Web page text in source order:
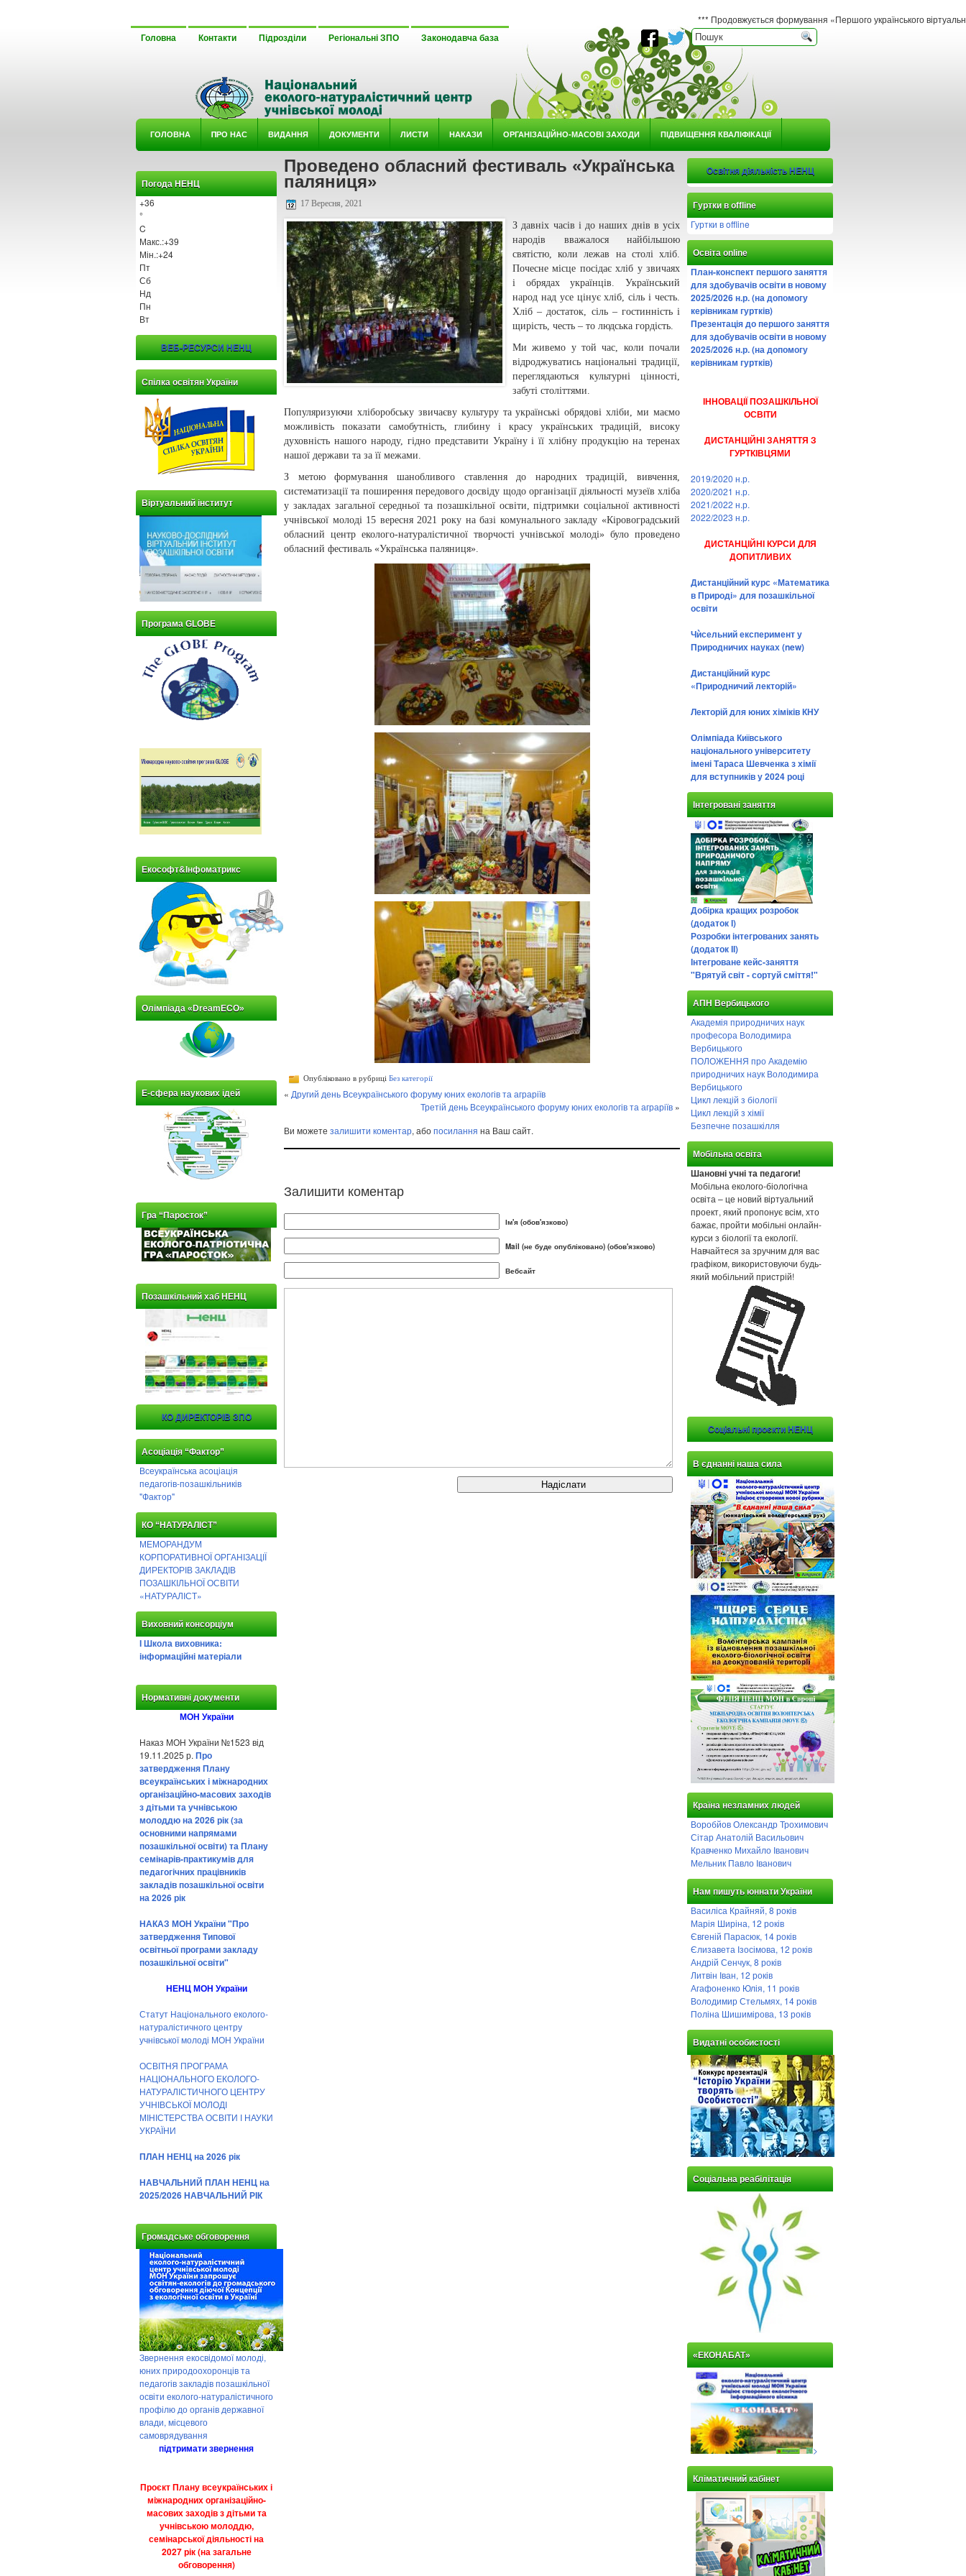
*** Продовжується формування «Першого українського віртуального
Головна Контакти Підрозділи Регіональні ЗПО Законодавча база
ГОЛОВНА ΠРО НАС ВИДАННЯ ДОКУМЕНТИ ЛИСТИ НАКАЗИ ОРГАНІЗАЦІЙНО-МАСОВІ ЗАХОДИ ПІДВИЩЕННЯ КВАЛІФІКАЦІЇ
Погода НЕНЦ
+36
°
C
Макс.:+39
Мін.:+24
Пт
Сб
Нд
Пн
Вт
ВЕБ-РЕСУРСИ НЕНЦ
Спілка освітян України
Віртуальний інститут
Програма GLOBE
Екософт&Інфоматрикс
Олімпіада «DreamECO»
Е-сфера наукових ідей
Гра “Паросток”
Позашкільний хаб НЕНЦ
КО ДИРЕКТОРІВ ЗПО
Асоціація “Фактор”
Всеукраїнська асоціація
педагогів-позашкільників
"Фактор"
КО “НАТУРАЛІСТ”
МЕМОРАНДУМ
КОРПОРАТИВНОЇ ОРГАНІЗАЦІЇ
ДИРЕКТОРІВ ЗАКЛАДІВ
ПОЗАШКІЛЬНОЇ ОСВІТИ
«НАТУРАЛІСТ»
Виховний консорціум
І Школа виховника:
інформаційні матеріали
Нормативні документи
МОН України
Наказ МОН України №1523 від
19.11.2025 р. Про
затвердження Плану
всеукраїнських і міжнародних
організаційно-масових заходів
з дітьми та учнівською
молоддю на 2026 рік (за
основними напрямами
позашкільної освіти) та Плану
семінарів-практикумів для
педагогічних працівників
закладів позашкільної освіти
на 2026 рік
НАКАЗ МОН України "Про
затвердження Типової
освітньої програми закладу
позашкільної освіти"
НЕНЦ МОН України
Статут Національного еколого-
натуралістичного центру
учнівської молоді МОН України
ОСВІТНЯ ПРОГРАМА
НАЦІОНАЛЬНОГО ЕКОЛОГО-
НАТУРАЛІСТИЧНОГО ЦЕНТРУ
УЧНІВСЬКОЇ МОЛОДІ
МІНІСТЕРСТВА ОСВІТИ І НАУКИ
УКРАЇНИ
ПЛАН НЕНЦ на 2026 рік
НАВЧАЛЬНИЙ ПЛАН НЕНЦ на
2025/2026 НАВЧАЛЬНИЙ РІК
Громадське обговорення
Звернення екосвідомої молоді,
юних природоохоронців та
педагогів закладів позашкільної
освіти еколого-натуралістичного
профілю до органів державної
влади, місцевого
самоврядування
підтримати звернення
Проєкт Плану всеукраїнських і
міжнародних організаційно-
масових заходів з дітьми та
учнівською молоддю,
семінарської діяльності на
2027 рік (на загальне
обговорення)
Проведено обласний фестиваль «Українська
паляниця»
17 Вересня, 2021
З давніх часів і до наших днів в усіх
народів вважалося найбільшою
святістю, коли лежав на столі хліб.
Почесне місце посідає хліб у звичаях
і обрядах українців. Український
народ над усе цінує хліб, сіль і честь.
Хліб – достаток, сіль – гостинність і
щирість, честь – то людська гордість.
Ми живемо у той час, коли почали
відроджуватись національні традиції,
переглядаються культурні цінності,
забуті століттями.
Популяризуючи хліборобську звичаєву культуру та українські обрядові хліби, ми маємо
можливість показати самобутність, глибину і красу українських традицій, високу
духовність нашого народу, гідно представити Україну і її хлібну продукцію на теренах
нашої держави та за її межами.
З метою формування шанобливого ставлення до народних традицій, вивчення,
систематизації та поширення передового досвіду щодо організації діяльності музеїв хліба
у закладах загальної середньої та позашкільної освіти, підтримки соціальної активності
учнівської молоді 15 вересня 2021 року на базі комунального закладу «Кіровоградський
обласний центр еколого-натуралістичної творчості учнівської молоді» було проведено
обласний фестиваль «Українська паляниця».
Опубліковано в рубриці Без категорії
« Другий день Всеукраїнського форуму юних екологів та аграріїв
Третій день Всеукраїнського форуму юних екологів та аграріїв »
Ви можете залишити коментар, абопосилання на Ваш сайт.
Залишити коментар
Ім'я (обов'язково)
Mail (не буде опубліковано) (обов'язково)
Вебсайт
Освітня діяльність НЕНЦ
Гуртки в offline
Гуртки в offline
Освіта online
План-конспект першого заняття
для здобувачів освіти в новому
2025/2026 н.р. (на допомогу
керівникам гуртків)
Презентація до першого заняття
для здобувачів освіти в новому
2025/2026 н.р. (на допомогу
керівникам гуртків)
ІННОВАЦІЇ ПОЗАШКІЛЬНОЇ
ОСВІТИ
ДИСТАНЦІЙНІ ЗАНЯТТЯ З
ГУРТКІВЦЯМИ
2019/2020 н.р.
2020/2021 н.р.
2021/2022 н.р.
2022/2023 н.р.
ДИСТАНЦІЙНІ КУРСИ ДЛЯ
ДОПИТЛИВИХ
Дистанційний курс «Математика
в Природі» для позашкільної
освіти
Чѝсельний експеримент у
Природничих науках (new)
Дистанційний курс
«Природничий лекторій»
Лекторій для юних хіміків КНУ
Олімпіада Київського
національного університету
імені Тараса Шевченка з хімії
для вступників у 2024 році
Інтегровані заняття
Добірка кращих розробок
(додаток І)
Розробки інтегрованих занять
(додаток ІІ)
Інтегроване кейс-заняття
"Врятуй світ - сортуй сміття!"
АПН Вербицького
Академія природничих наук
професора Володимира
Вербицького
ПОЛОЖЕННЯ про Академію
природничих наук Володимира
Вербицького
Цикл лекцій з біології
Цикл лекцій з хімії
Безпечне позашкілля
Мобільна освіта
Шановні учні та педагоги!
Мобільна еколого-біологічна
освіта – це новий віртуальний
проект, який пропонує всім, хто
бажає, пройти мобільні онлайн-
курси з біології та екології.
Навчайтеся за зручним для вас
графіком, використовуючи будь-
який мобільний пристрій!
Соціальні проєкти НЕНЦ
В єднанні наша сила
Країна незламних людей
Воробйов Олександр Трохимович
Сітар Анатолій Васильович
Кравченко Михайло Іванович
Мельник Павло Іванович
Нам пишуть юннати України
Василіса Крайняй, 8 років
Марія Ширіна, 12 років
Євгеній Парасюк, 14 років
Єлизавета Ізосімова, 12 років
Андрій Сенчук, 8 років
Литвін Іван, 12 років
Агафоненко Юлія, 11 років
Володимир Стельмях, 14 років
Поліна Шишимірова, 13 років
Видатні особистості
Соціальна реабілітація
«ЕКОНАБАТ»
>
Кліматичний кабінет